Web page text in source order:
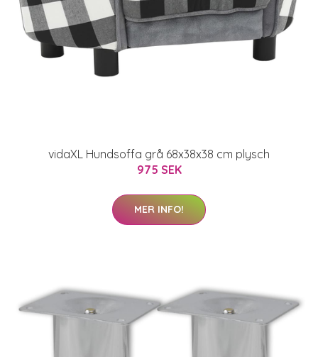
vidaXL Hundsoffa grå 68x38x38 cm plysch
975 SEK
MER INFO!